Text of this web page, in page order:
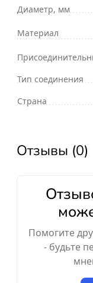
Диаметр, мм
Материал
Тип соединения
Страна
Отзывы (0)
Помогите
- будьте